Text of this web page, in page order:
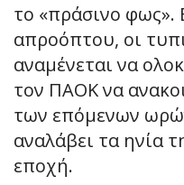
το «πράσινο φως».
απροόπτου, οι
αναμένεται να
τον ΠΑΟΚ να
των επόμενων
αναλάβει τα ηνία
εποχή.